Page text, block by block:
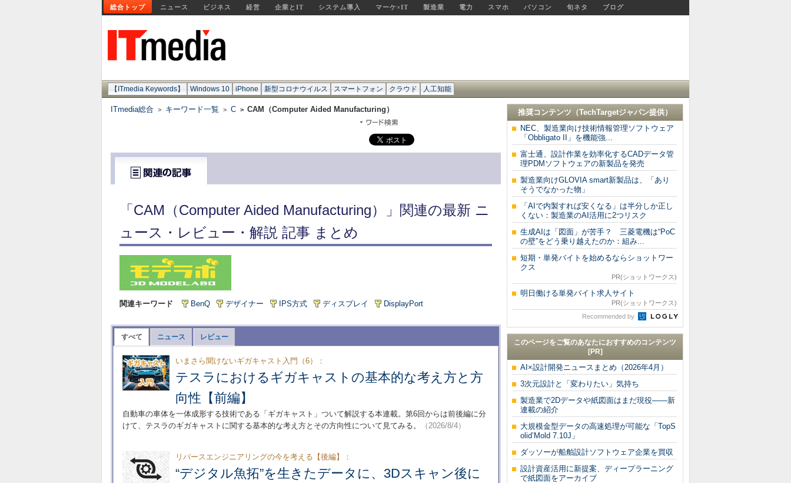
総合トップ ニュース ビジネス 経営 企業とIT システム導入 マーケ×IT 製造業 電力 スマホ パソコン 旬ネタ ブログ
【ITmedia Keywords】 Windows 10 iPhone 新型コロナウイルス スマートフォン クラウド 人工知能
ITmedia総合 > キーワード一覧 > C > CAM（Computer Aided Manufacturing）
「CAM（Computer Aided Manufacturing）」関連の最新 ニ
ュース・レビュー・解説 記事 まとめ
関連キーワード BenQ デザイナー IPS方式 ディスプレイ DisplayPort
すべて ニュース レビュー
いまさら聞けないギガキャスト入門（6）：
テスラにおけるギガキャストの基本的な考え方と方
向性【前編】
自動車の車体を一体成形する技術である「ギガキャスト」ついて解説する本連載。第6回からは前後編に分
けて、テスラのギガキャストに関する基本的な考え方とその方向性について見てみる。
（2026/8/4）
リバースエンジニアリングの今を考える【後編】：
“デジタル魚拓”を生きたデータに、3Dスキャン後に
推奨コンテンツ（TechTargetジャパン提供）
NEC、製造業向け技術情報管理ソフトウェア
「Obbligato II」を機能強...
富士通、設計作業を効率化するCADデータ管
理PDMソフトウェアの新製品を発売
製造業向けGLOVIA smart新製品は、「あり
そうでなかった物」
「AIで内製すれば安くなる」は半分しか正し
くない：製造業のAI活用に2つリスク
生成AIは「図面」が苦手？ 三菱電機は“PoC
の壁”をどう乗り越えたのか：組み...
短期・単発バイトを始めるならショットワー
クス
PR(ショットワークス)
明日働ける単発バイト求人サイト
PR(ショットワークス)
Recommended by
このページをご覧のあなたにおすすめのコンテンツ
[PR]
AI×設計開発ニュースまとめ（2026年4月）
3次元設計と「変わりたい」気持ち
製造業で2Dデータや紙図面はまだ現役――新
連載の紹介
大規模金型データの高速処理が可能な「TopS
olid’Mold 7.10J」
ダッソーが船舶設計ソフトウェア企業を買収
設計資産活用に新提案、ディープラーニング
で紙図面をアーカイブ